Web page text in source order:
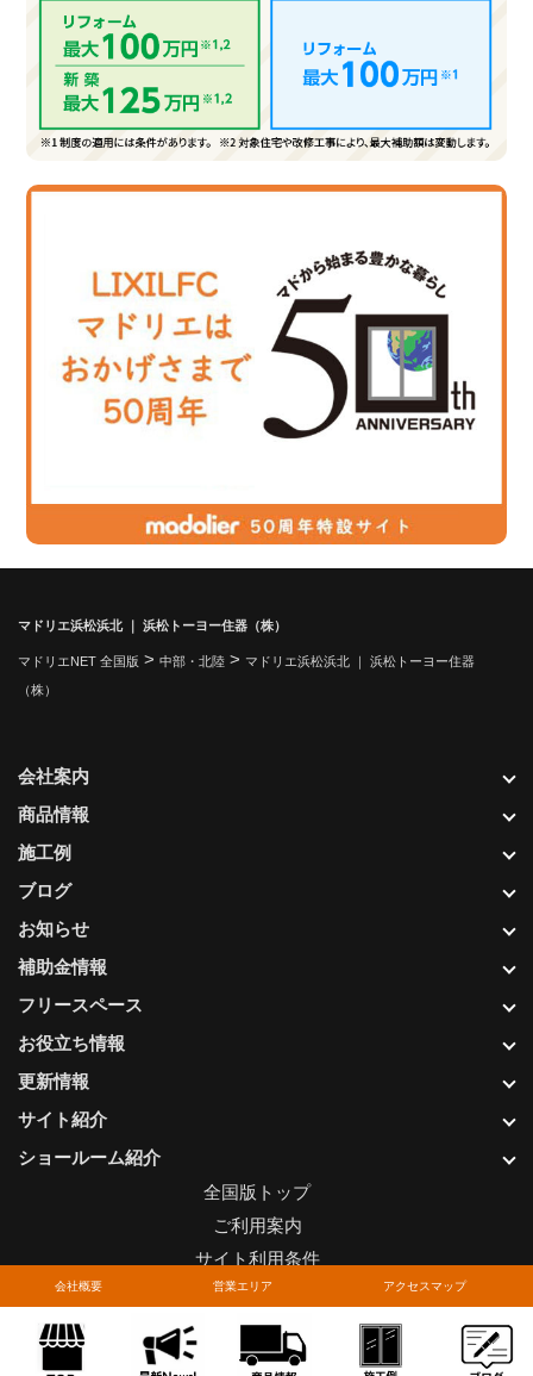
会社概要 営業エリア アクセスマップ
マドリエ浜松浜北 ｜ 浜松トーヨー住器（株）
マドリエNET 全国版 > 中部・北陸 > マドリエ浜松浜北 ｜ 浜松トーヨー住器
（株）
更新情報
サイト紹介
ショールーム紹介
会社案内
商品情報
施工例
ブログ
お知らせ
補助金情報
フリースペース
お役立ち情報
全国版トップ
ご利用案内
サイト利用条件
プライバシーポリシー
関連リンク
お問い合わせについて